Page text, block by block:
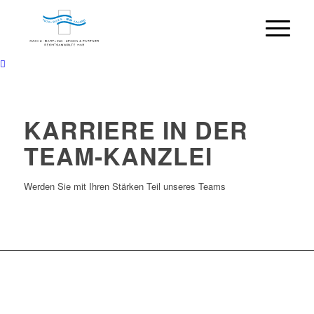
KARRIERE IN DER
TEAM-KANZLEI
Werden Sie mit Ihren Stärken Teil unseres Teams